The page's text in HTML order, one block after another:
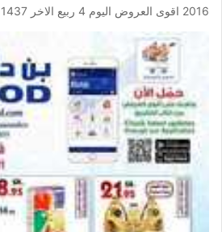
2016 اقوى العروض اليوم 4 ربيع الاخر 1437 هجري…